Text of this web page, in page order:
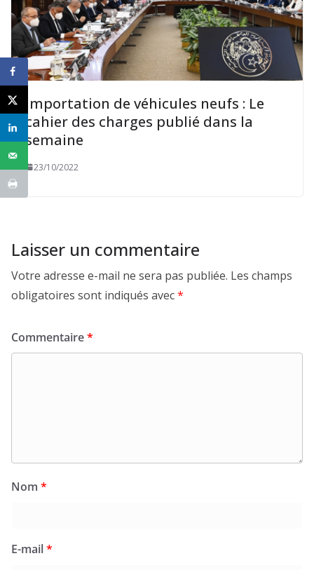
Importation de véhicules neufs : Le
cahier des charges publié dans la
semaine
23/10/2022
Laisser un commentaire
Votre adresse e-mail ne sera pas publiée. Les champs
obligatoires sont indiqués avec*
Commentaire*
Nom *
E-mail*